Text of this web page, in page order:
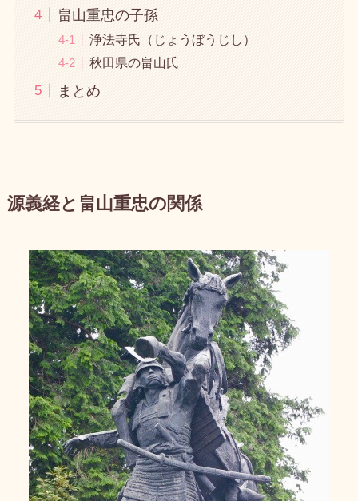
畠山重忠の子孫
浄法寺氏（じょうぼうじし）
秋田県の畠山氏
まとめ
源義経と畠山重忠の関係